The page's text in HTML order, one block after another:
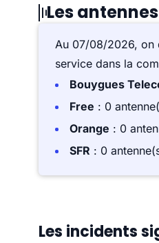
Les
Au 07/08/2026, on
service dans la
Bouygues
Free : 0
Orange : 0
SFR : 0
Les incidents